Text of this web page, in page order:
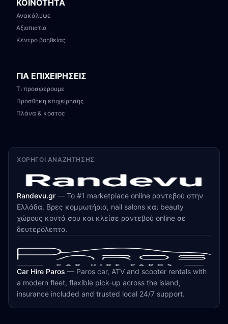
ΚΟΙΝΟΤΗΤΑ
Ανακάλυψε
Αξιοπιστία
Κέντρο βοηθείας
ΓΙΑ ΕΠΙΧΕΙΡΗΣΕΙΣ
Τι προσφέρουμε
Προσθήκη επιχείρησης
Πλάνα & κόστος
ΧΟΡΗΓΟΊ ΑΝΑΖΉΤΗΣΗΣ
Randevu.gr — Το #1 marketplace online ραντεβού στην
Ελλάδα. Βρες κομμωτήρια, nail salons και beauty
χώρους κοντά σου και κλείσε ραντεβού online σε
δευτερόλεπτα.
Car Hire Paros — Paros car, ATV and scooter rentals with
a modern fleet, flexible pick-up across the island,
insurance included and trusted local 24/7 support.